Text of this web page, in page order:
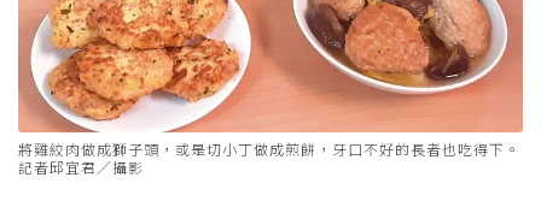
將雞絞肉做成獅子頭，或是切小丁做成煎餅，牙口不好的長者也吃得下。
記者邱宜君／攝影